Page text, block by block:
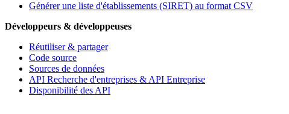
Générer une liste d'établissements (SIRET) au format CSV
Développeurs & développeuses
Réutiliser & partager
Code source
Sources de données
API Recherche d'entreprises & API Entreprise
Disponibilité des API